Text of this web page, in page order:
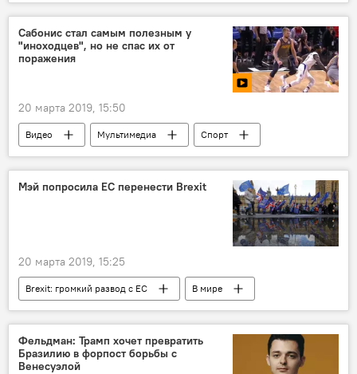
НАТО
Сабонис стал самым полезным у
"иноходцев", но не спас их от
поражения
20 марта 2019, 15:50
Видео Мультимедиа
Спорт
Литва
НБА Домантас Сабонис
Мэй попросила ЕС перенести Brexit
20 марта 2019, 15:25
Brexit: громкий развод с ЕС
В мире
Brexit
Великобритания
Евросоюз (ЕС)
Фельдман: Трамп хочет превратить
Бразилию в форпост борьбы с
Венесуэлой